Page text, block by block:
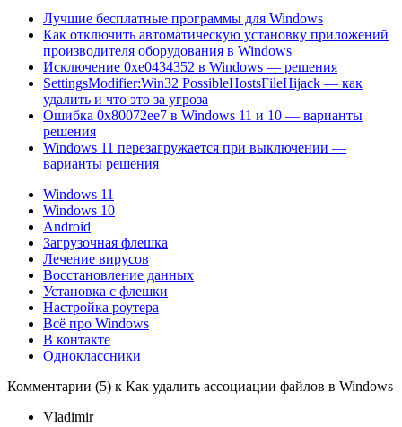
Лучшие бесплатные программы для Windows
Как отключить автоматическую установку приложений
производителя оборудования в Windows
Исключение 0xe0434352 в Windows — решения
SettingsModifier:Win32 PossibleHostsFileHijack — как
удалить и что это за угроза
Ошибка 0x80072ee7 в Windows 11 и 10 — варианты
решения
Windows 11 перезагружается при выключении —
варианты решения
Windows 11
Windows 10
Android
Загрузочная флешка
Лечение вирусов
Восстановление данных
Установка с флешки
Настройка роутера
Всё про Windows
В контакте
Одноклассники
Комментарии (5) к Как удалить ассоциации файлов в Windows
Vladimir